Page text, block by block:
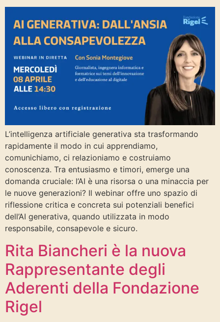
L’intelligenza artificiale generativa sta trasformando
rapidamente il modo in cui apprendiamo,
comunichiamo, ci relazioniamo e costruiamo
conoscenza. Tra entusiasmo e timori, emerge una
domanda cruciale: l’AI è una risorsa o una minaccia per
le nuove generazioni? Il webinar offre uno spazio di
riflessione critica e concreta sui potenziali benefici
dell’AI generativa, quando utilizzata in modo
responsabile, consapevole e sicuro.
Rita Biancheri è la nuova
Rappresentante degli
Aderenti della Fondazione
Rigel